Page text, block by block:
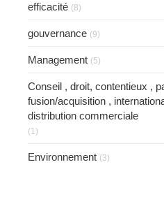
efficacité (8)
gouvernance (9)
Management (5)
Conseil , droit, contentieux ,
fusion/acquisition ,
distribution commerciale
(1)
Environnement (3)